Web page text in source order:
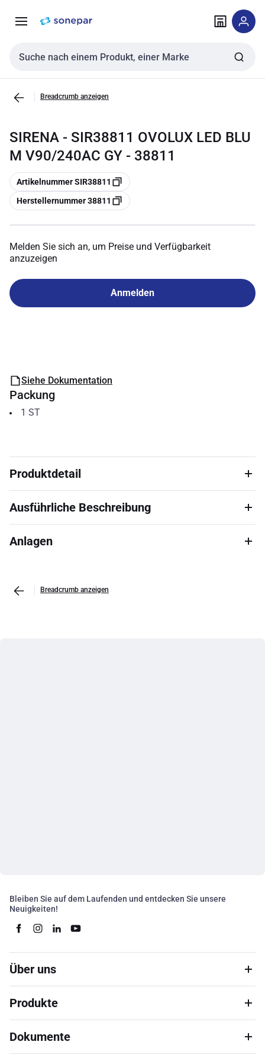
NavigationInhalt
Sucheingabe
Breadcrumb anzeigen
SIRENA - SIR38811 OVOLUX LED BLU
M V90/240AC GY - 38811
Kopieren
Artikelnummer SIR38811
Kopieren
Herstellernummer 38811
Melden Sie sich an, um Preise und Verfügbarkeit
anzuzeigen
Anmelden
Siehe Dokumentation
Packung
1 ST
Produktdetail
Ausführliche Beschreibung
Anlagen
Breadcrumb anzeigen
Bleiben Sie auf dem Laufenden und entdecken Sie unsere
Neuigkeiten!
Über uns
Produkte
Dokumente